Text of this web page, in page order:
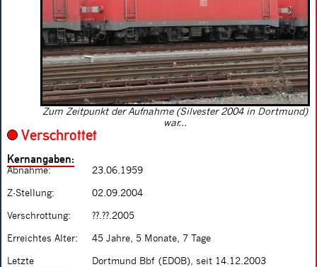
Zum Zeitpunkt der Aufnahme (Silvester 2004 in Dortmund)
war...
Verschrottet
Kernangaben:
Abnahme: 23.06.1959
Z-Stellung: 02.09.2004
Verschrottung: ??.??.2005
Erreichtes Alter: 45 Jahre, 5 Monate, 7 Tage
Letzte
Dortmund Bbf (EDOB), seit 14.12.2003